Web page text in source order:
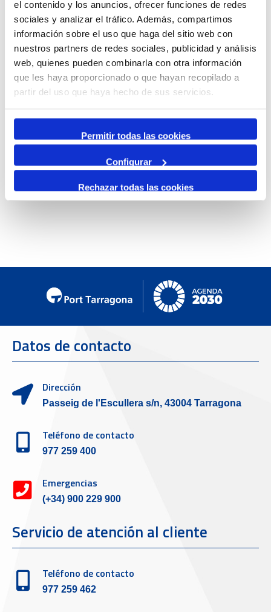
el contenido y los anuncios, ofrecer funciones de redes
sociales y analizar el tráfico. Además, compartimos
información sobre el uso que haga del sitio web con
nuestros partners de redes sociales, publicidad y análisis
web, quienes pueden combinarla con otra información
que les haya proporcionado o que hayan recopilado a
partir del uso que haya hecho de sus servicios.
Permitir todas las cookies
Configurar
Rechazar todas las cookies
Aquesta prova pilot s’emmarca dins del compromís de
millora contínua de Tarragona Cruise Port amb l’objectiu
d’oferir als viatgers una experiència de qualitat. Cal
destacar que en l’enquesta de satisfacció realitzada per
l’EURECAT sobre la temporada passada, la terminal de
creuers tarragonina va rebre una valoració de 9,1 sobre 10,
cosa que posa en evidència el salt qualitatiu que s’ha
aconseguit amb la construcció d’aquest equipament, que
ha marcat un punt d’inflexió en el projecte de creuers al
territori.
Datos de contacto
Dirección
Passeig de l'Escullera s/n, 43004 Tarragona
Teléfono de contacto
977 259 400
Emergencias
(+34) 900 229 900
Servicio de atención al cliente
Teléfono de contacto
977 259 462